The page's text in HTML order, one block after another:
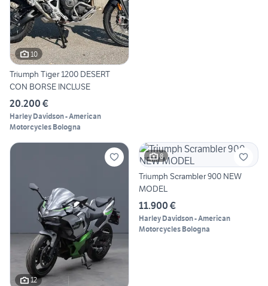
10
Triumph Tiger 1200 DESERT
CON BORSE INCLUSE
20.200 €
Harley Davidson - American
Motorcycles Bologna
12
8
Triumph Scrambler 900 NEW
MODEL
11.900 €
Harley Davidson - American
Motorcycles Bologna